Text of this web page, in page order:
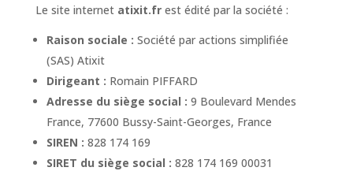
Le site internet atixit.frest édité par la société :
Raison sociale : Société par actions simplifiée
(SAS) Atixit
Dirigeant : Romain PIFFARD
Adresse du siège social : 9 Boulevard Mendes
France, 77600 Bussy-Saint-Georges, France
SIREN : 828 174 169
SIRET du siège social : 828 174 169 00031